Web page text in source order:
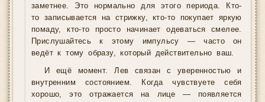
заметнее. Это нормально для этого периода. Кто-
то записывается на стрижку, кто-то покупает яркую
помаду, кто-то просто начинает одеваться смелее.
Прислушайтесь к этому импульсу — часто он
ведёт к тому образу, который действительно ваш.
И ещё момент. Лев связан с уверенностью и
внутренним состоянием. Когда чувствуете себя
хорошо, это отражается на лице — появляется